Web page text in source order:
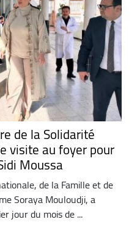
de la Solidarité
visite au foyer pour
Moussa
de la Famille et de
Soraya Mouloudji, a
jour du mois de ...